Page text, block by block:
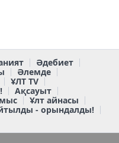
Әдебиет
Әлемде
ҰЛТ TV
Ақсауыт
Ұлт айнасы
- орындалды!